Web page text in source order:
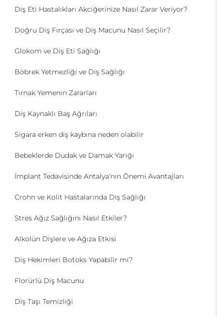
Diş Eti Hastalıkları Akciğerinize Nasıl Zarar Veriyor?
Doğru Diş Fırçası ve Diş Macunu Nasıl Seçilir?
Glokom ve Diş Eti Sağlığı
Böbrek Yetmezliği ve Diş Sağlığı
Tırnak Yemenin Zararları
Diş Kaynaklı Baş Ağrıları
Sigara erken diş kaybına neden olabilir
Bebeklerde Dudak ve Damak Yarığı
İmplant Tedavisinde Antalya'nın Önemi Avantajları
Crohn ve Kolit Hastalarında Diş Sağlığı
Stres Ağız Sağlığını Nasıl Etkiler?
Alkolün Dişlere ve Ağıza Etkisi
Diş Hekimleri Botoks Yapabilir mi?
Florürlü Diş Macunu
Diş Taşı Temizliği